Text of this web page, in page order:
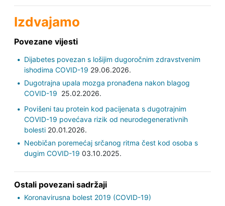
Izdvajamo
Povezane vijesti
Dijabetes povezan s lošijim dugoročnim zdravstvenim
ishodima COVID-19 29.06.2026.
Dugotrajna upala mozga pronađena nakon blagog
COVID-19 25.02.2026.
Povišeni tau protein kod pacijenata s dugotrajnim
COVID-19 povećava rizik od neurodegenerativnih
bolesti20.01.2026.
Neobičan poremećaj srčanog ritma čest kod osoba s
dugim COVID-19 03.10.2025.
Ostali povezani sadržaji
Koronavirusna bolest 2019 (COVID-19)